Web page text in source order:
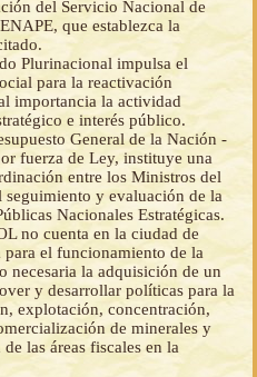
del Servicio Nacional de
que establezca la
Plurinacional impulsa el
para la reactivación
importancia la actividad
e interés público.
General de la Nación -
fuerza de Ley, instituye una
entre los Ministros del
y evaluación de la
Nacionales Estratégicas.
no cuenta en la ciudad de
el funcionamiento de la
necesaria la adquisición de un
y desarrollar políticas para la
explotación, concentración,
de minerales y
las áreas fiscales en la